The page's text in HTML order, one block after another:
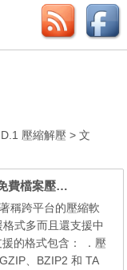
D.1 壓縮解壓 > 文
7-Zip 25.01 繁體中文免安裝，高壓縮比免費檔案壓縮程式
稱跨平台的壓縮軟
式多而且還支援中
的格式包含： ．壓
、BZIP2 和 TA